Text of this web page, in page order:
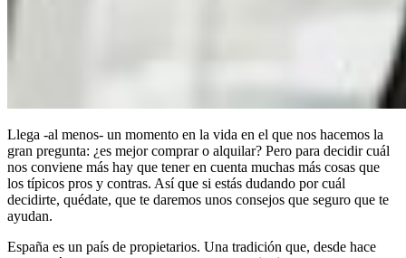
Llega -al menos- un momento en la vida en el que nos hacemos la
gran pregunta: ¿es mejor comprar o alquilar? Pero para decidir cuál
nos conviene más hay que tener en cuenta muchas más cosas que
los típicos pros y contras. Así que si estás dudando por cuál
decidirte, quédate, que te daremos unos consejos que seguro que te
ayudan.
España es un país de propietarios. Una tradición que, desde hace